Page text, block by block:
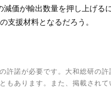
価が輸出数量を押し上げる
支援材料となるだろう。
諾が必要です。大和総研の許
もあります。また、掲載され